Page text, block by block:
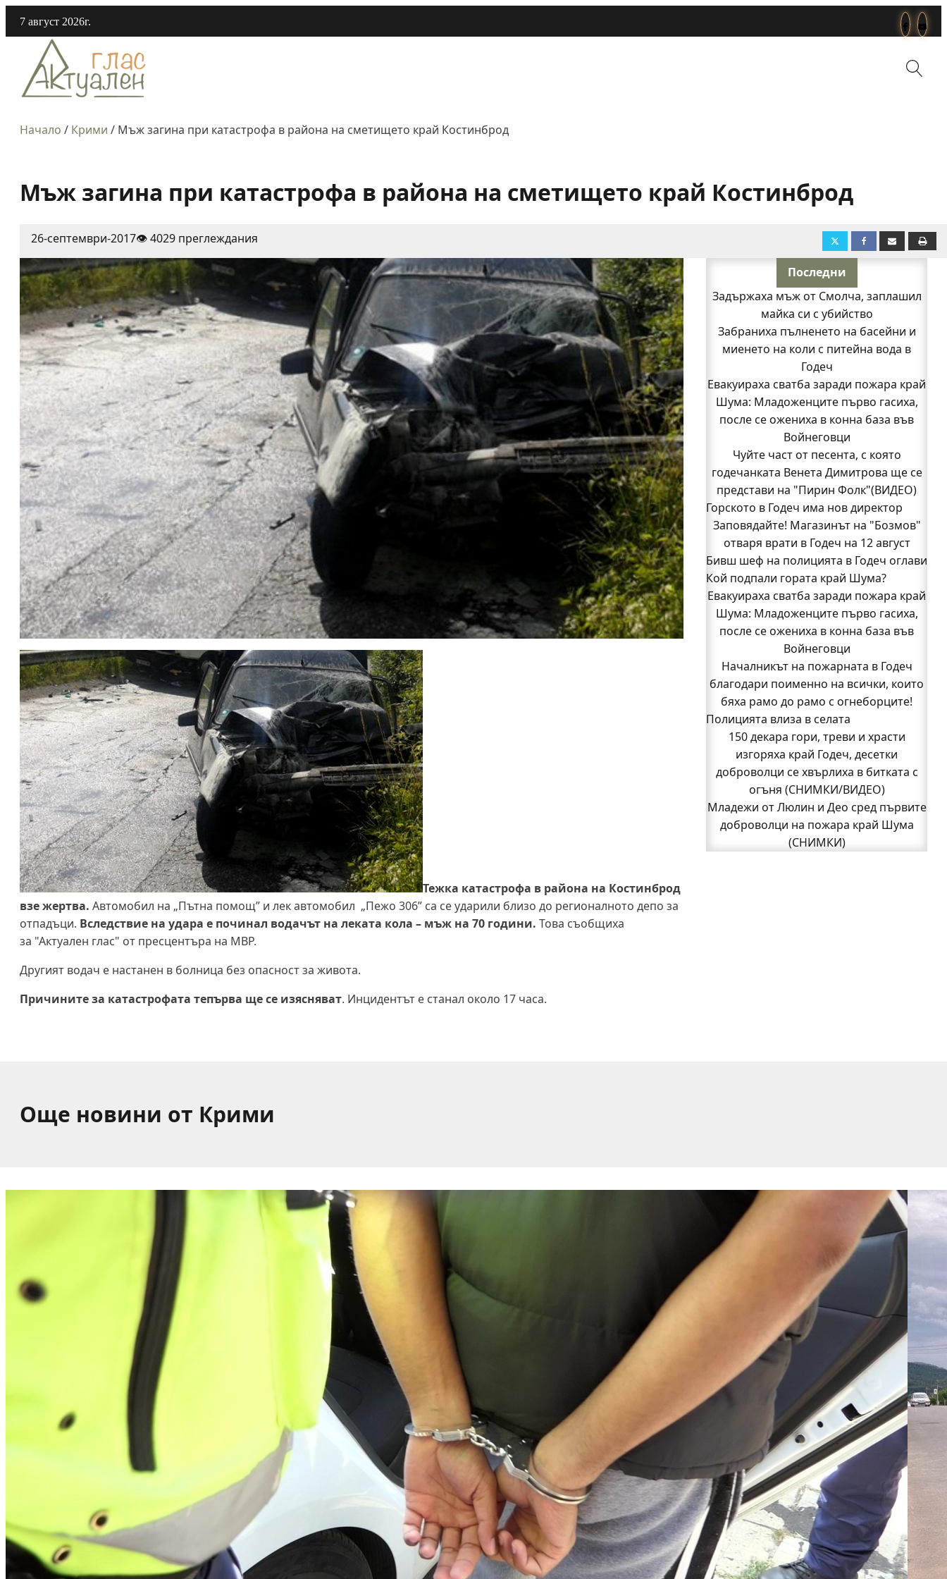
7 август 2026г.
Начало / Крими / Мъж загина при катастрофа в района на сметището край Костинброд
Мъж загина при катастрофа в района на сметището край Костинброд
26-септември-2017👁️ 4029 преглеждания
Тежка катастрофа в района на Костинброд
взе жертва. Автомобил на „Пътна помощ” и лек автомобил „Пежо 306” са се ударили близо до регионалното депо за
отпадъци. Вследствие на удара е починал водачът на леката кола – мъж на 70 години. Това съобщиха
за "Актуален глас" от пресцентъра на МВР.
Другият водач е настанен в болница без опасност за живота.
Причините за катастрофата тепърва ще се изясняват. Инцидентът е станал около 17 часа.
Последни
Задържаха мъж от Смолча, заплашил
майка си с убийство
Забраниха пълненето на басейни и
миенето на коли с питейна вода в
Годеч
Евакуираха сватба заради пожара край
Шума: Младоженците първо гасиха,
после се ожениха в конна база във
Войнеговци
Чуйте част от песента, с която
годечанката Венета Димитрова ще се
представи на "Пирин Фолк"(ВИДЕО)
Горското в Годеч има нов директор
Заповядайте! Магазинът на "Бозмов"
отваря врати в Годеч на 12 август
Бивш шеф на полицията в Годеч оглави
ОДМВР-Видин
Кой подпали гората край Шума?
Младежи от Люлин и Део сред първите
доброволци на пожара край Шума
(СНИМКИ)
Началникът на пожарната в Годеч
благодари поименно на всички, които
бяха рамо до рамо с огнеборците!
150 декара гори, треви и храсти
изгоряха край Годеч, десетки
доброволци се хвърлиха в битката с
огъня (СНИМКИ/ВИДЕО)
Полицията влиза в селата
Възможни са прекъсвания на тока утре
в части от община Годеч
Какво накара Яна и Станимир да
Кой подпали гората край Шума?
Евакуираха сватба заради пожара край
Шума: Младоженците първо гасиха,
после се ожениха в конна база във
Войнеговци
Началникът на пожарната в Годеч
благодари поименно на всички, които
бяха рамо до рамо с огнеборците!
Полицията влиза в селата
150 декара гори, треви и храсти
изгоряха край Годеч, десетки
доброволци се хвърлиха в битката с
огъня (СНИМКИ/ВИДЕО)
Младежи от Люлин и Део сред първите
доброволци на пожара край Шума
(СНИМКИ)
Още новини от Крими